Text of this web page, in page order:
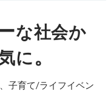
な社会か
に。
子育て/ライフイベン